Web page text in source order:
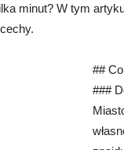
minut? W tym
##
###